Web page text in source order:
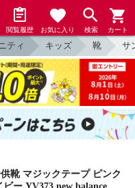
閲覧履歴 お気に入り 検索 カート
ティ キッズ 靴 サ
靴 マジックテープ ピンク